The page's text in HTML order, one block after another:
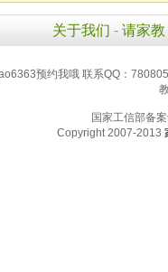
关于我们 - 请家教
预约我哦 联系QQ：
国家工信部备
Copyright 2007-2013